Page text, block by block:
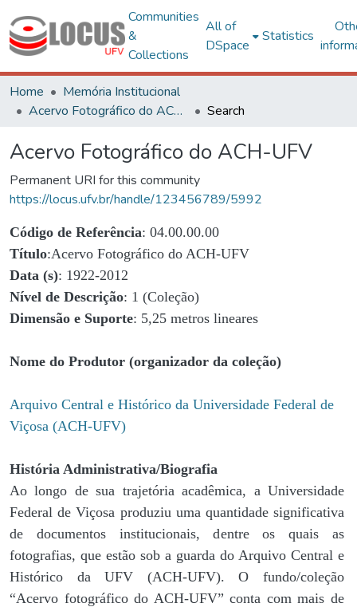
Communities
&
Collections
All of
DSpace
Statistics
Home
Memória Institucional
Acervo Fotográfico do ACH-UFV
Search
Acervo Fotográfico do ACH-UFV
Permanent URI for this community
https://locus.ufv.br/handle/123456789/5992
Código de Referência: 04.00.00.00
Título:Acervo Fotográfico do ACH-UFV
Data (s): 1922-2012
Nível de Descrição: 1 (Coleção)
Dimensão e Suporte: 5,25 metros lineares
Nome do Produtor (organizador da coleção)
Arquivo Central e Histórico da Universidade Federal de
Viçosa (ACH-UFV)
História Administrativa/Biografia
Ao longo de sua trajetória acadêmica, a Universidade
Federal de Viçosa produziu uma quantidade significativa
de documentos institucionais, dentre os quais as
fotografias, que estão sob a guarda do Arquivo Central e
Histórico da UFV (ACH-UFV). O fundo/coleção
“Acervo fotográfico do ACH-UFV” conta com mais de